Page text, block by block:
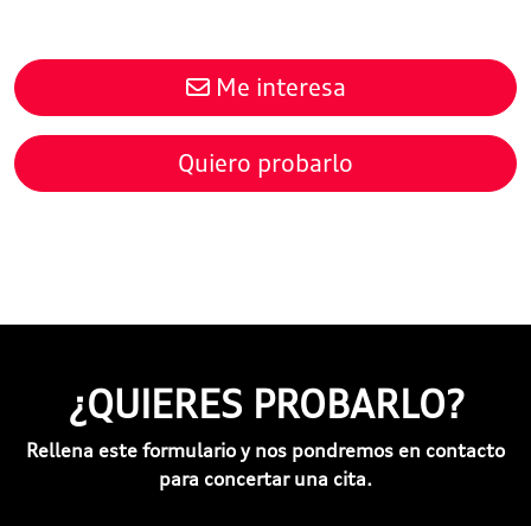
Me interesa
Quiero probarlo
¿QUIERES PROBARLO?
Rellena este formulario y nos pondremos en contacto
para concertar una cita.